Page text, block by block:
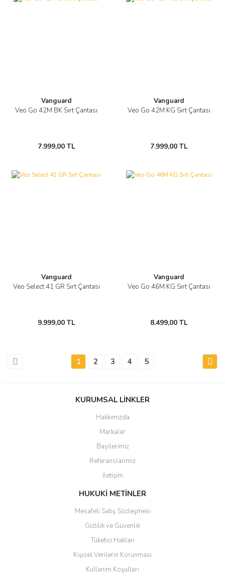
Vanguard
Veo Go 42M BK Sırt Çantası
7.999,00 TL
Vanguard
Veo Go 42M KG Sırt Çantası
7.999,00 TL
Vanguard
Veo Select 41 GR Sırt Çantası
9.999,00 TL
Vanguard
Veo Go 46M KG Sırt Çantası
8.499,00 TL
1 2 3 4 5
KURUMSAL LİNKLER
Hakkımızda
Markalar
Bayilerimiz
Referanslarımız
İletişim
HUKUKİ METİNLER
Mesafeli Satış Sözleşmesi
Gizlilik ve Güvenlik
Tüketici Hakları
Kişisel Verilerin Korunması
Kullanım Koşulları